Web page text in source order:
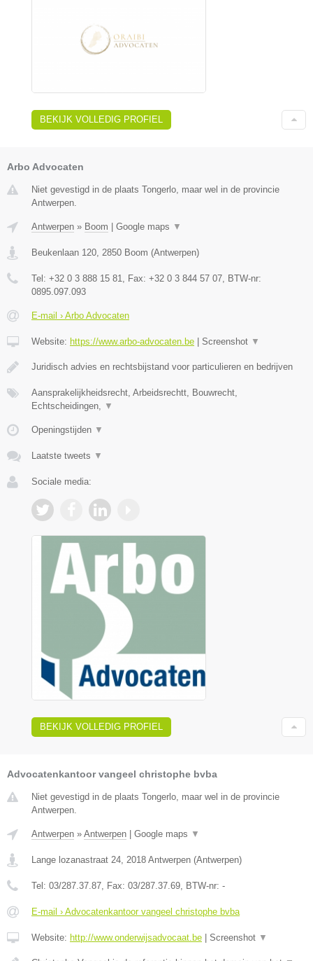
BEKIJK VOLLEDIG PROFIEL
Arbo Advocaten
Niet gevestigd in de plaats Tongerlo, maar wel in de provincie
Antwerpen.
Antwerpen » Boom Google maps ▼
Beukenlaan 120 2850 Boom (Antwerpen)
Tel: +32 0 3 888 15 81 , Fax: +32 0 3 844 57 07 , BTW-nr:
0895.097.093
E-mail › Arbo Advocaten
Website: https://www.arbo-advocaten.be Screenshot ▼
Juridisch advies en rechtsbijstand voor particulieren en bedrijven
Aansprakelijkheidsrecht, Arbeidsrechtt, Bouwrecht,
Echtscheidingen,
▼
Openingstijden ▼
Laatste tweets ▼
Sociale media:
BEKIJK VOLLEDIG PROFIEL
Advocatenkantoor vangeel christophe bvba
Niet gevestigd in de plaats Tongerlo, maar wel in de provincie
Antwerpen.
Antwerpen » Antwerpen Google maps ▼
Lange lozanastraat 24 2018 Antwerpen (Antwerpen)
Tel: 03/287.37.87 , Fax: 03/287.37.69 , BTW-nr: -
E-mail › Advocatenkantoor vangeel christophe bvba
Website: http://www.onderwijsadvocaat.be Screenshot ▼